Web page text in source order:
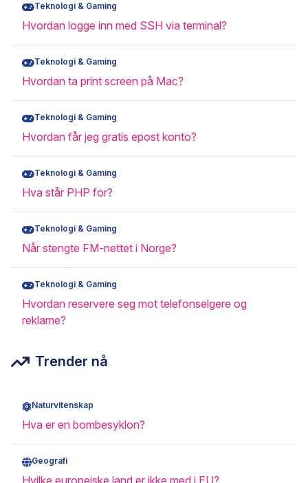
Teknologi & Gaming
Hvordan logge inn med SSH via terminal?
Teknologi & Gaming
Hvordan ta print screen på Mac?
Teknologi & Gaming
Hvordan får jeg gratis epost konto?
Teknologi & Gaming
Hva står PHP for?
Teknologi & Gaming
Når stengte FM-nettet i Norge?
Teknologi & Gaming
Hvordan reservere seg mot telefonselgere og
reklame?
Trender nå
Naturvitenskap
Hva er en bombesyklon?
Geografi
Hvilke europeiske land er ikke med i EU?